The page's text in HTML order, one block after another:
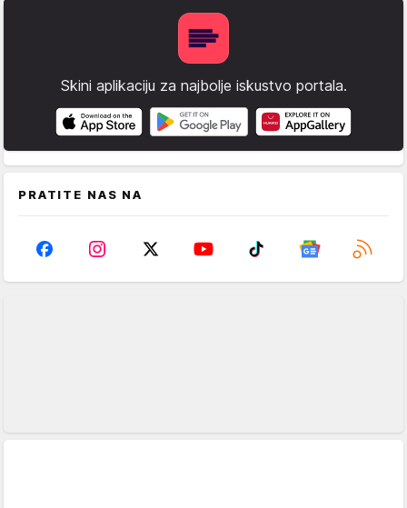
Skini aplikaciju za najbolje iskustvo portala.
PRATITE NAS NA